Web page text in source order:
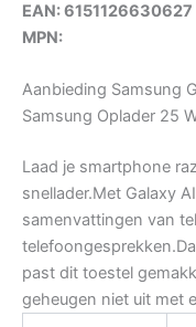
EAN: 6151126630627
MPN:
Aanbieding Samsung
Samsung Oplader 25
Laad je smartphone
snellader.Met Galaxy
samenvattingen van
past dit toestel
geheugen niet uit met